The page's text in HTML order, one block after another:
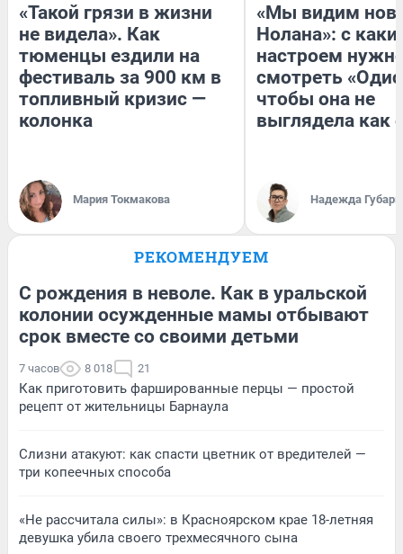
«Такой грязи в жизни
не видела». Как
тюменцы ездили на
фестиваль за 900 км в
топливный кризис —
колонка
Мария Токмакова
«Мы видим
Нолана»: с
настроем
смотреть
чтобы она не
выглядела как
Надежда Губарь
РЕКОМЕНДУЕМ
С рождения в неволе. Как в уральской
колонии осужденные мамы отбывают
срок вместе со своими детьми
7 часов 8 018 21
Как приготовить фаршированные перцы — простой
рецепт от жительницы Барнаула
Слизни атакуют: как спасти цветник от вредителей —
три копеечных способа
«Не рассчитала силы»: в Красноярском крае 18-летняя
девушка убила своего трехмесячного сына